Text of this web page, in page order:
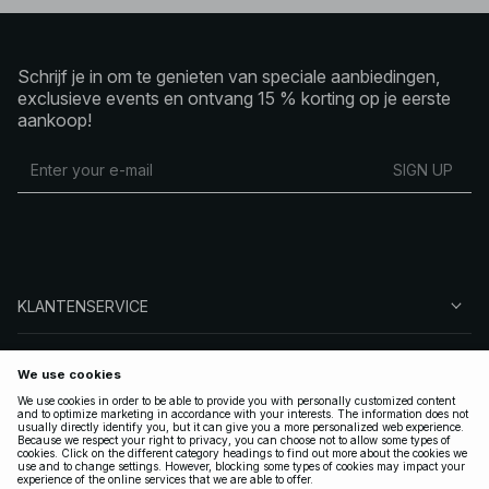
Schrijf je in om te genieten van speciale aanbiedingen,
exclusieve events en ontvang 15 % korting op je eerste
aankoop!
SIGN UP
KLANTENSERVICE
VOLG ONS
LEGAAL